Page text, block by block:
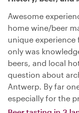
Awesome
home wine/beer
unique experience
only was
beers, and local
question about
Antwerp. By far
especially for the